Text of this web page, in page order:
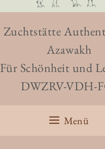
Zuchtstätte
Azawakh
Für Schönheit und
DWZRV-VDH-
Menü